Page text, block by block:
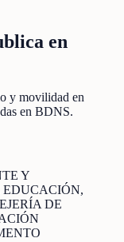
en
y movilidad en
en BDNS.
Y
EDUCACIÓN,
DE